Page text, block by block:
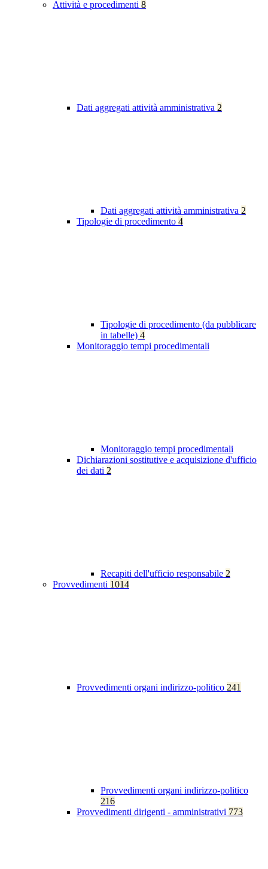
Attività e procedimenti 8
Dati aggregati attività amministrativa 2
Dati aggregati attività amministrativa 2
Tipologie di procedimento 4
Tipologie di procedimento (da pubblicare
in tabelle) 4
Monitoraggio tempi procedimentali
Monitoraggio tempi procedimentali
Dichiarazioni sostitutive e acquisizione d'ufficio
dei dati 2
Recapiti dell'ufficio responsabile 2
Provvedimenti 1014
Provvedimenti organi indirizzo-politico 241
Provvedimenti organi indirizzo-politico
216
Provvedimenti dirigenti - amministrativi 773